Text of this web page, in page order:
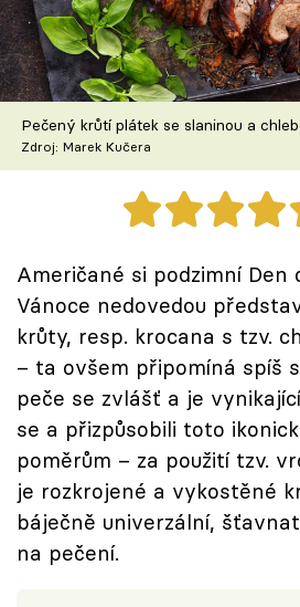
Škola vaření
Recepty z TV
Speciál: Cuketa
Těhotnej kuchař
Přihlášení
Sledujte nás
Pečený krůtí plátek se slaninou a
Zdroj: Marek Kučera
Američané si podzimní Den
Vánoce nedovedou
krůty, resp. krocana s tzv.
– ta ovšem připomíná spíš
peče se zvlášť a je
se a přizpůsobili toto
poměrům – za použití tzv.
je rozkrojené a vykostěné
báječně univerzální,
na pečení.